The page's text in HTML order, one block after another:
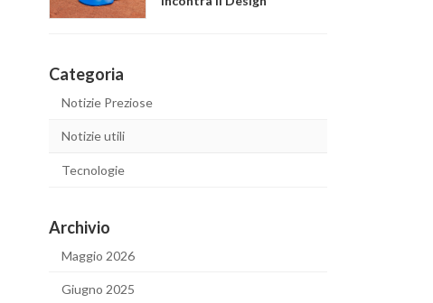
Categoria
Notizie Preziose
Notizie utili
Tecnologie
Archivio
Maggio 2026
Giugno 2025